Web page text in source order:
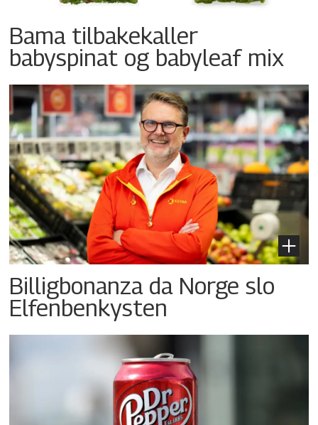
Bama tilbakekaller
babyspinat og babyleaf mix
Billigbonanza da Norge slo
Elfenbenkysten